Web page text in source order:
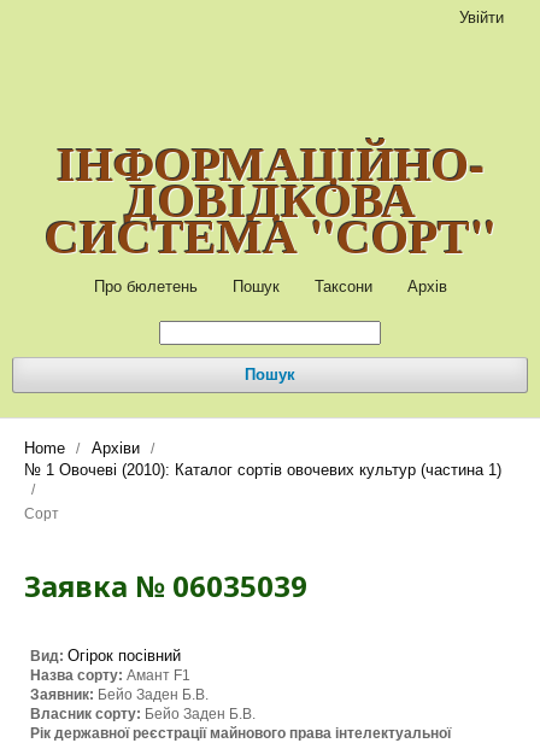
ІНФОРМАЦІЙНО-
ДОВІДКОВА
СИСТЕМА "СОРТ"
Про бюлетень Пошук Таксони Архів
Пошук
Увійти
Home / Архіви /
№ 1 Овочеві (2010): Каталог сортів овочевих культур (частина 1)
/
Сорт
Заявка № 06035039
Вид: Огірок посівний
Назва сорту: Амант F1
Заявник: Бейо Заден Б.В.
Власник сорту: Бейо Заден Б.В.
Рік державної реєстрації майнового права інтелектуальної